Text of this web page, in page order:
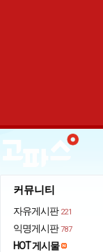
커뮤니티
자유게시판 221
익명게시판 787
HOT 게시물